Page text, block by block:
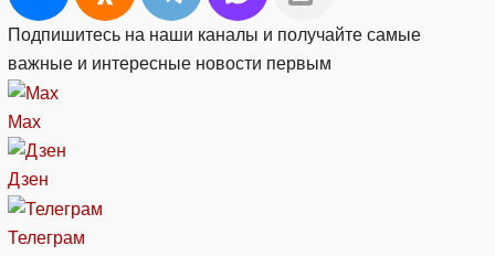
Подпишитесь на наши каналы и получайте самые
важные и интересные новости первым
Max
Дзен
Телеграм